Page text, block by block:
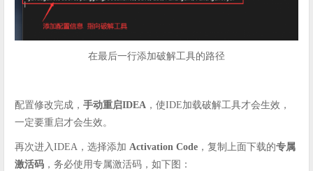
在最后一行添加破解工具的路径
配置修改完成， 手动重启IDEA ，使IDE加载破解工具才会生效，
一定要重启才会生效。
再次进入IDEA，选择添加 Activation Code ，复制上面下载的专属
激活码 ，务必使用专属激活码，如下图：